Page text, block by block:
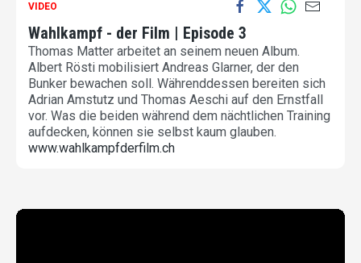
VIDEO
Wahlkampf - der Film | Episode 3
Thomas Matter arbeitet an seinem neuen Album.
Albert Rösti mobilisiert Andreas Glarner, der den
Bunker bewachen soll. Währenddessen bereiten sich
Adrian Amstutz und Thomas Aeschi auf den Ernstfall
vor. Was die beiden während dem nächtlichen Training
aufdecken, können sie selbst kaum glauben.
www.wahlkampfderfilm.ch